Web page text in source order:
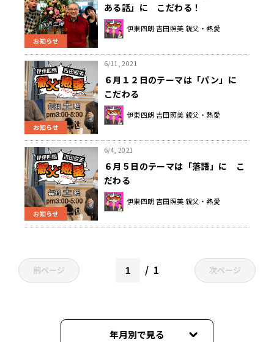
お知らせ
ある話」に こだわる！
伊東四朗 吉田照美 親父・熱愛
お知らせ
6/11, 2021
６月１２日のテーマは「パン」に
こだわる
伊東四朗 吉田照美 親父・熱愛
お知らせ
6/4, 2021
６月５日のテーマは「落語」に こ
だわる
伊東四朗 吉田照美 親父・熱愛
前ページ 1 次ページ
年月別で見る